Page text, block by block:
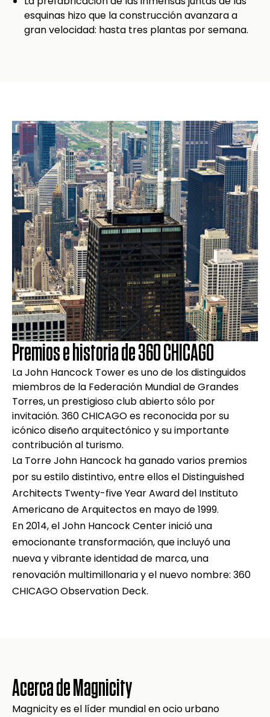
esquinas hizo que la construcción avanzara a
gran velocidad: hasta tres plantas por semana.
Premios e historia de 360 CHICAGO
La John Hancock Tower es uno de los distinguidos
miembros de la Federación Mundial de Grandes
Torres, un prestigioso club abierto sólo por
invitación. 360 CHICAGO es reconocida por su
icónico diseño arquitectónico y su importante
contribución al turismo.
La Torre John Hancock ha ganado varios premios
por su estilo distintivo, entre ellos el Distinguished
Architects Twenty-five Year Award del Instituto
Americano de Arquitectos en mayo de 1999.
En 2014, el John Hancock Center inició una
emocionante transformación, que incluyó una
nueva y vibrante identidad de marca, una
renovación multimillonaria y el nuevo nombre: 360
CHICAGO Observation Deck.
Acerca de Magnicity
Magnicity es el líder mundial en ocio urbano